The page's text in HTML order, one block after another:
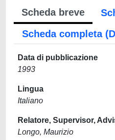
Scheda breve
Scheda completa
Data di pubblicazione
1993
Lingua
Italiano
Relatore, Supervisor,
Longo, Maurizio